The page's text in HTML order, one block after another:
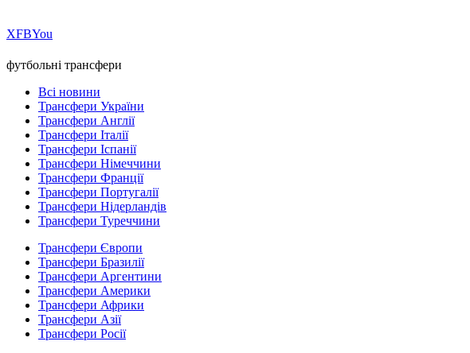
ХFBYou
футбольні трансфери
Всі новини
Трансфери України
Трансфери Англії
Трансфери Італії
Трансфери Іспанії
Трансфери Німеччини
Трансфери Франції
Трансфери Португалії
Трансфери Нідерландів
Трансфери Туреччини
Трансфери Європи
Трансфери Бразилії
Трансфери Аргентини
Трансфери Америки
Трансфери Африки
Трансфери Азії
Трансфери Росії